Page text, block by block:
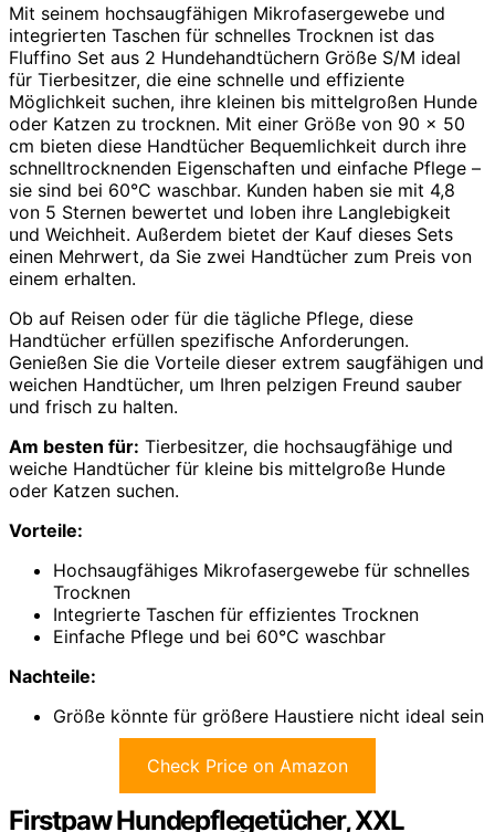
Mit seinem hochsaugfähigen Mikrofasergewebe und
integrierten Taschen für schnelles Trocknen ist das
Fluffino Set aus 2 Hundehandtüchern Größe S/M ideal
für Tierbesitzer, die eine schnelle und effiziente
Möglichkeit suchen, ihre kleinen bis mittelgroßen Hunde
oder Katzen zu trocknen. Mit einer Größe von 90 x 50
cm bieten diese Handtücher Bequemlichkeit durch ihre
schnelltrocknenden Eigenschaften und einfache Pflege –
sie sind bei 60°C waschbar. Kunden haben sie mit 4,8
von 5 Sternen bewertet und loben ihre Langlebigkeit
und Weichheit. Außerdem bietet der Kauf dieses Sets
einen Mehrwert, da Sie zwei Handtücher zum Preis von
einem erhalten.
Ob auf Reisen oder für die tägliche Pflege, diese
Handtücher erfüllen spezifische Anforderungen.
Genießen Sie die Vorteile dieser extrem saugfähigen und
weichen Handtücher, um Ihren pelzigen Freund sauber
und frisch zu halten.
Am besten für: Tierbesitzer, die hochsaugfähige und
weiche Handtücher für kleine bis mittelgroße Hunde
oder Katzen suchen.
Vorteile:
Hochsaugfähiges Mikrofasergewebe für schnelles
Trocknen
Integrierte Taschen für effizientes Trocknen
Einfache Pflege und bei 60°C waschbar
Nachteile:
Größe könnte für größere Haustiere nicht ideal sein
Check Price on Amazon
Firstpaw Hundepflegetücher, XXL